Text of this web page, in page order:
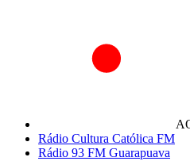
Rádio Cultura Católica FM
Rádio 93 FM Guarapuava